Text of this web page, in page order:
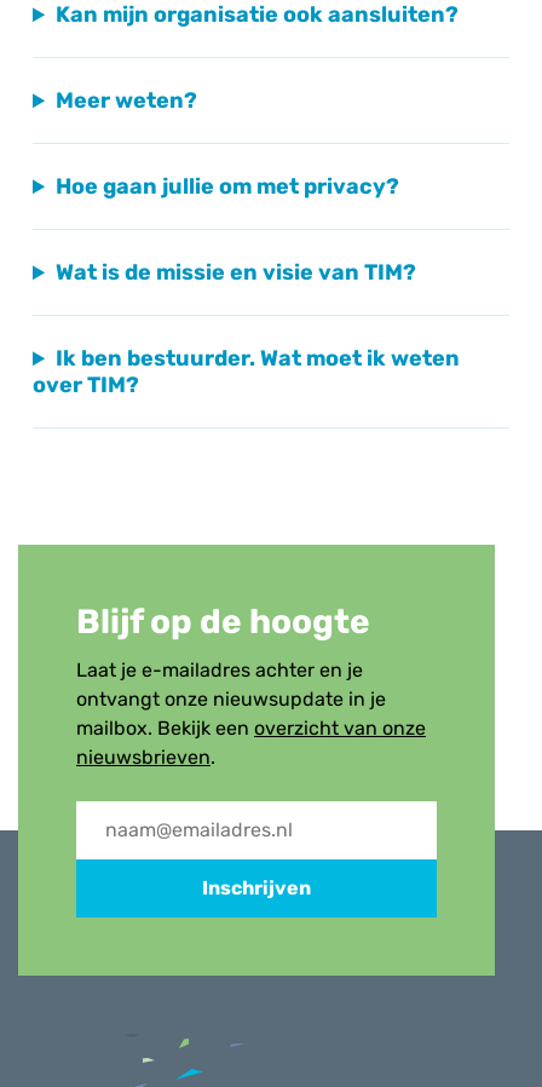
Kan mijn organisatie ook aansluiten?
Meer weten?
Hoe gaan jullie om met privacy?
Wat is de missie en visie van TIM?
Ik ben bestuurder. Wat moet ik weten
over TIM?
Blijf op de hoogte
Laat je e-mailadres achter en je
ontvangt onze nieuwsupdate in je
mailbox. Bekijk een overzicht van onze
nieuwsbrieven.
Inschrijven